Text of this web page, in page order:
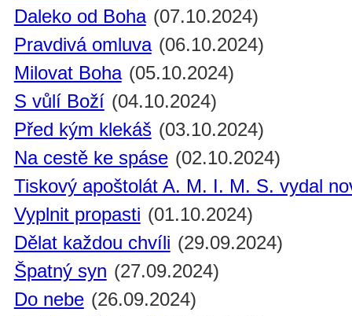
Daleko od Boha (07.10.2024)
Pravdivá omluva (06.10.2024)
Milovat Boha (05.10.2024)
S vůlí Boží (04.10.2024)
Před kým klekáš (03.10.2024)
Na cestě ke spáse (02.10.2024)
Tiskový apoštolát A. M. I. M. S. vydal
Vyplnit propasti (01.10.2024)
Dělat každou chvíli (29.09.2024)
Špatný syn (27.09.2024)
Do nebe (26.09.2024)